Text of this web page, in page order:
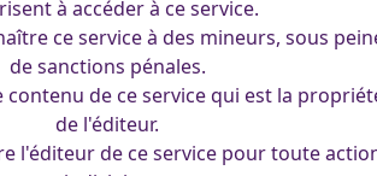
à accéder à ce service.
ce service à des mineurs, sous
de sanctions pénales.
contenu de ce service qui est la
de l'éditeur.
l'éditeur de ce service pour toute